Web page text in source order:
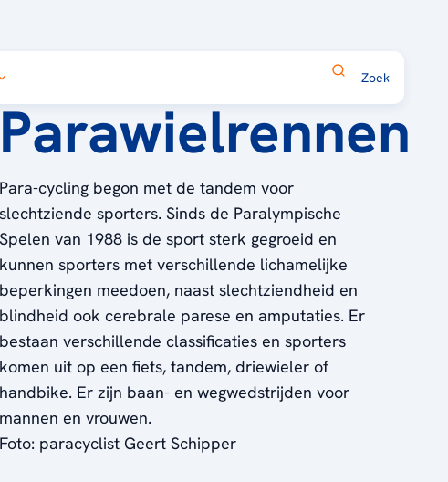
Parawielrennen
Para-cycling begon met de tandem voor
slechtziende sporters. Sinds de Paralympische
Spelen van 1988 is de sport sterk gegroeid en
kunnen sporters met verschillende lichamelijke
beperkingen meedoen, naast slechtziendheid en
blindheid ook cerebrale parese en amputaties. Er
bestaan verschillende classificaties en sporters
komen uit op een fiets, tandem, driewieler of
handbike. Er zijn baan- en wegwedstrijden voor
mannen en vrouwen.
Foto: paracyclist Geert Schipper